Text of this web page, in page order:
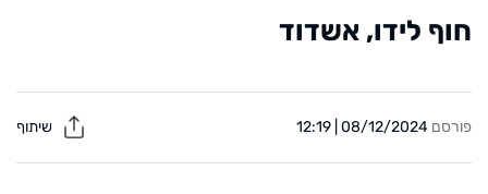
חוף לידו, אשדוד
פורסם 08/12/2024 | 12:19